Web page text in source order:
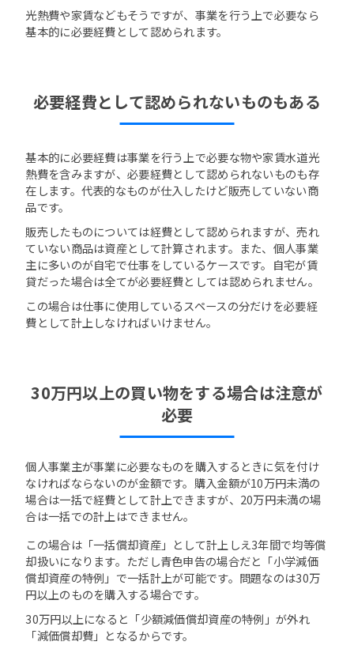
光熱費や家賃などもそうですが、事業を行う上で必要なら
基本的に必要経費として認められます。
必要経費として認められないものもある
基本的に必要経費は事業を行う上で必要な物や家賃水道光
熱費を含みますが、必要経費として認められないものも存
在します。代表的なものが仕入したけど販売していない商
品です。
販売したものについては経費として認められますが、売れ
ていない商品は資産として計算されます。また、個人事業
主に多いのが自宅で仕事をしているケースです。自宅が賃
貸だった場合は全てが必要経費としては認められません。
この場合は仕事に使用しているスペースの分だけを必要経
費として計上しなければいけません。
30万円以上の買い物をする場合は注意が
必要
個人事業主が事業に必要なものを購入するときに気を付け
なければならないのが金額です。購入金額が10万円未満の
場合は一括で経費として計上できますが、20万円未満の場
合は一括での計上はできません。
この場合は「一括償却資産」として計上しえ3年間で均等償
却扱いになります。ただし青色申告の場合だと「小学減価
償却資産の特例」で一括計上が可能です。問題なのは30万
円以上のものを購入する場合です。
30万円以上になると「少額減価償却資産の特例」が外れ
「減価償却費」となるからです。